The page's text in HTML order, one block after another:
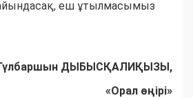
еш ұтылмасымыз
ДЫБЫСҚАЛИҚЫЗЫ,
«Орал өңірі»